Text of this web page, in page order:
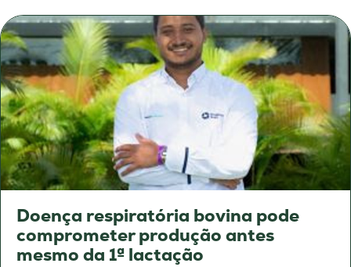
Doença respiratória bovina pode
comprometer produção antes
mesmo da 1ª lactação